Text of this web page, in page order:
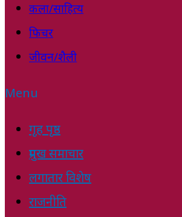
कला/साहित्य
फिचर
जीवन/शैली
Menu
गृह पृष्ठ
प्रमुख समाचार
लगातार विशेष
राजनीति